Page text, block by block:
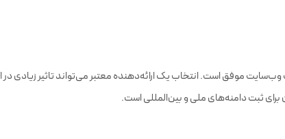
وب‌سایت موفق است. انتخاب یک ارائه‌دهنده معتبر می‌تواند تاثیر زیادی
ثبت دامنه‌های ملی و بین‌المللی است.